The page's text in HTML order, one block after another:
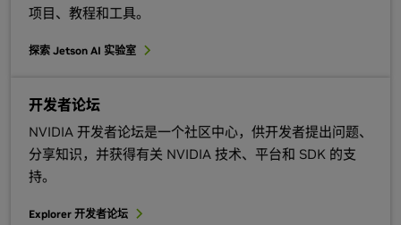
项目、教程和工具。
探索 Jetson AI 实验室
开发者论坛
NVIDIA 开发者论坛是一个社区中心，供开发者提出问题、
分享知识，并获得有关 NVIDIA 技术、平台和 SDK 的支
持。
Explorer 开发者论坛